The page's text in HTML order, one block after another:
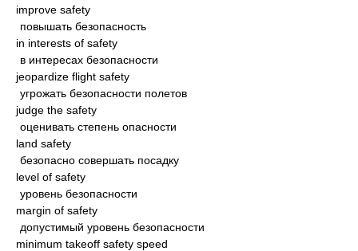
improve safety
повышать безопасность
in interests of safety
в интересах безопасности
jeopardize flight safety
угрожать безопасности полетов
judge the safety
оценивать степень опасности
land safety
безопасно совершать посадку
level of safety
уровень безопасности
margin of safety
допустимый уровень безопасности
minimum takeoff safety speed